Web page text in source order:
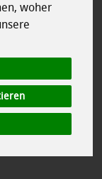
woher